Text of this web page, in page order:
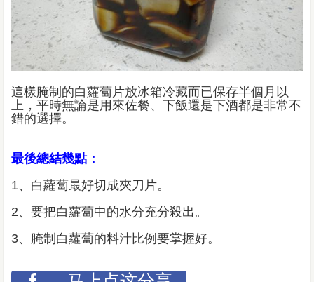
這樣腌制的白蘿蔔片放冰箱冷藏而已保存半個月以
上，平時無論是用來佐餐、下飯還是下酒都是非常不
錯的選擇。
最後總結幾點：
1、白蘿蔔最好切成夾刀片。
2、要把白蘿蔔中的水分充分殺出。
3、腌制白蘿蔔的料汁比例要掌握好。